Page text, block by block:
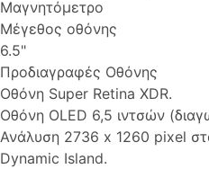
Μαγνητόμετρο
Μέγεθος οθόνης
6.5"
Προδιαγραφές Οθόνης
Οθόνη Super Retina XDR.
Οθόνη OLED 6,5 ιντσών
Ανάλυση 2736 x 1260 pixel
Dynamic Island.